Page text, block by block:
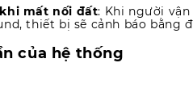
mất nối đất: Khi người
thiết bị sẽ cảnh báo bằng
của hệ thống